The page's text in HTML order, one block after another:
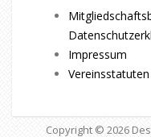
Impressum
Vereinsstatuten
Copyright © 2026